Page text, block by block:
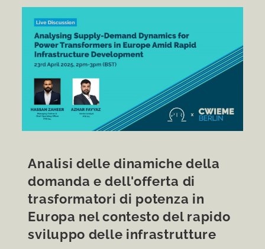
Analisi delle dinamiche della
domanda e dell'offerta di
trasformatori di potenza in
Europa nel contesto del rapido
sviluppo delle infrastrutture